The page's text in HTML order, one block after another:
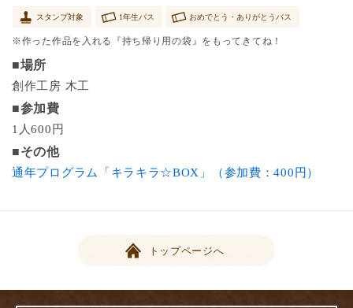
スタンプ対象 1年生パス おめでとう・ありがとうパス
※作った作品を入れる『持ち帰り用の袋』をもってきてね！
■場所
創作工房 木工
■参加費
1人600円
■その他
通年プログラム「キラキラ☆BOX」（参加費：400円）
トップページへ